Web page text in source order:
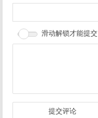
滑动解锁才能提交